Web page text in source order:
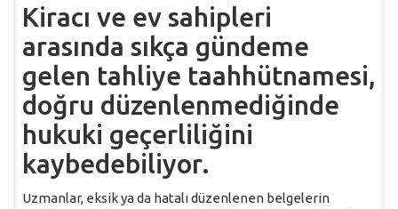
Kiracı ve ev sahipleri
arasında sıkça gündeme
gelen tahliye taahhütnamesi,
doğru düzenlenmediğinde
hukuki geçerliliğini
kaybedebiliyor.
Uzmanlar, eksik ya da hatalı düzenlenen belgelerin